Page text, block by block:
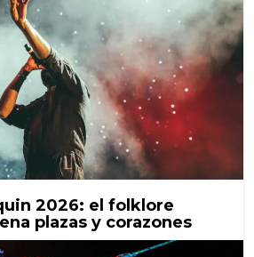
2026: el folklore
plazas y corazones